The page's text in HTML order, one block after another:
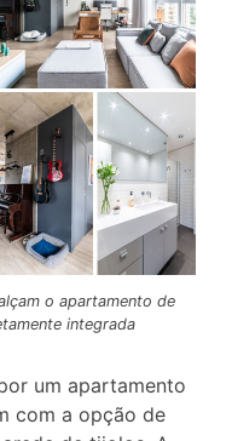
o apartamento de
integrada
um apartamento
com a opção de